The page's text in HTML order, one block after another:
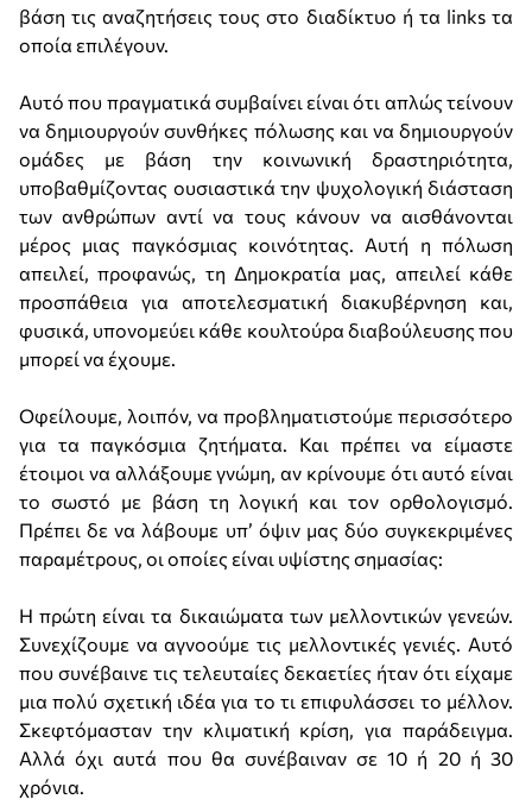
βάση τις αναζητήσεις τους στο διαδίκτυο ή τα links τα
οποία επιλέγουν.
Αυτό που πραγματικά συμβαίνει είναι ότι απλώς τείνουν
να δημιουργούν συνθήκες πόλωσης και να δημιουργούν
ομάδες με βάση την κοινωνική δραστηριότητα,
υποβαθμίζοντας ουσιαστικά την ψυχολογική διάσταση
των ανθρώπων αντί να τους κάνουν να αισθάνονται
μέρος μιας παγκόσμιας κοινότητας. Αυτή η πόλωση
απειλεί, προφανώς, τη Δημοκρατία μας, απειλεί κάθε
προσπάθεια για αποτελεσματική διακυβέρνηση και,
φυσικά, υπονομεύει κάθε κουλτούρα διαβούλευσης που
μπορεί να έχουμε.
Οφείλουμε, λοιπόν, να προβληματιστούμε περισσότερο
για τα παγκόσμια ζητήματα. Και πρέπει να είμαστε
έτοιμοι να αλλάξουμε γνώμη, αν κρίνουμε ότι αυτό είναι
το σωστό με βάση τη λογική και τον ορθολογισμό.
Πρέπει δε να λάβουμε υπ’ όψιν μας δύο συγκεκριμένες
παραμέτρους, οι οποίες είναι υψίστης σημασίας:
Η πρώτη είναι τα δικαιώματα των μελλοντικών γενεών.
Συνεχίζουμε να αγνοούμε τις μελλοντικές γενιές. Αυτό
που συνέβαινε τις τελευταίες δεκαετίες ήταν ότι είχαμε
μια πολύ σχετική ιδέα για το τι επιφυλάσσει το μέλλον.
Σκεφτόμασταν την κλιματική κρίση, για παράδειγμα.
Αλλά όχι αυτά που θα συνέβαιναν σε 10 ή 20 ή 30
χρόνια.